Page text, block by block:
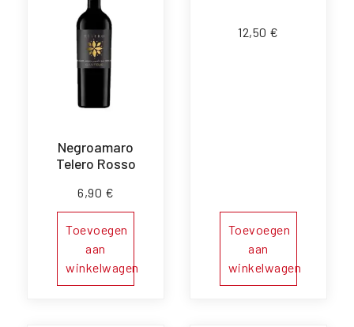
Negroamaro
Telero Rosso
6,90 €
Toevoegen
aan
winkelwagen
12,50 €
Toevoegen
aan
winkelwagen